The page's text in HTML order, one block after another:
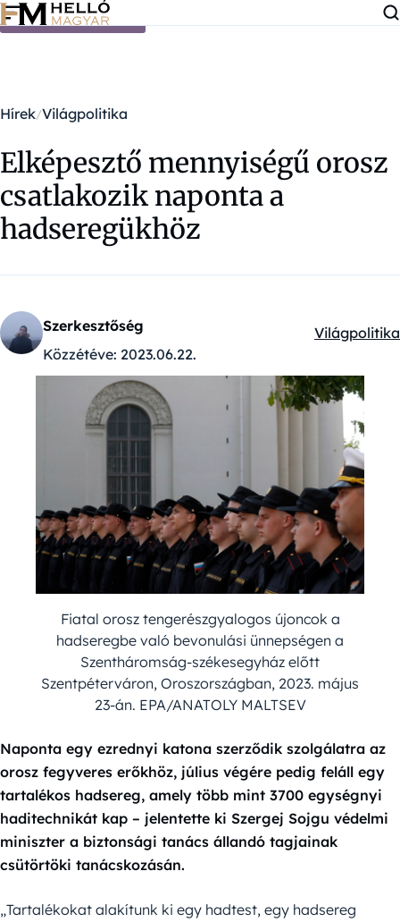
Ugrás a tartalomra
Hírek Világpolitika
Elképesztő mennyiségű orosz
csatlakozik naponta a
hadseregükhöz
Szerkesztőség
Közzétéve: 2023.06.22.
Kategóriák:
Világpolitika
Fiatal orosz tengerészgyalogos újoncok a
hadseregbe való bevonulási ünnepségen a
Szentháromság-székesegyház előtt
Szentpéterváron, Oroszországban, 2023. május
23-án. EPA/ANATOLY MALTSEV
Naponta egy ezrednyi katona szerződik szolgálatra az
orosz fegyveres erőkhöz, július végére pedig feláll egy
tartalékos hadsereg, amely több mint 3700 egységnyi
haditechnikát kap – jelentette ki Szergej Sojgu védelmi
miniszter a biztonsági tanács állandó tagjainak
csütörtöki tanácskozásán.
„Tartalékokat alakítunk ki egy hadtest, egy hadsereg